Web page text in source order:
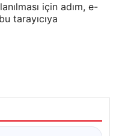
için adım, e-
tarayıcıya